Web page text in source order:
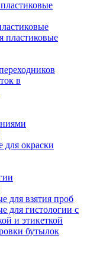
пластиковые
в
для окраски
для взятия проб
для гистологии с
и этикеткой
бутылок